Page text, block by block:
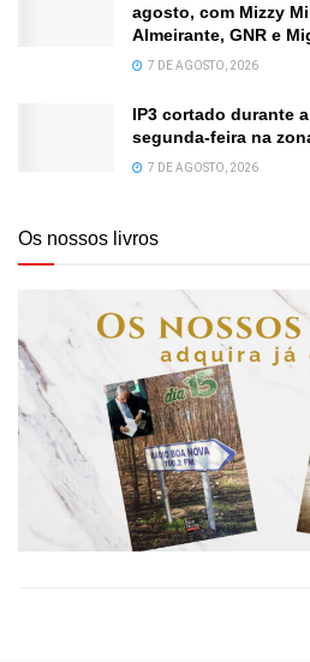
agosto, com Mizzy
Almeirante, GNR e
7 DE AGOSTO, 2026
IP3 cortado durante
segunda-feira na
7 DE AGOSTO, 2026
Os nossos livros